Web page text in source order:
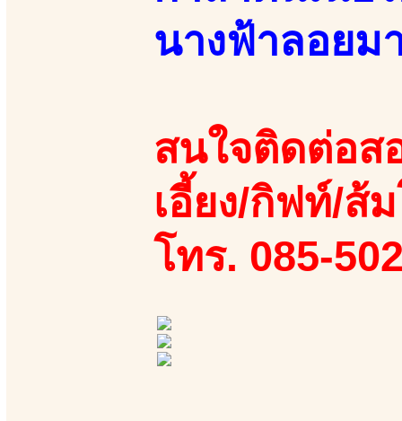
นางฟ้าลอยม
สนใจติดต่อส
เอี้ยง/กิฟท์/ส้
โทร. 085-